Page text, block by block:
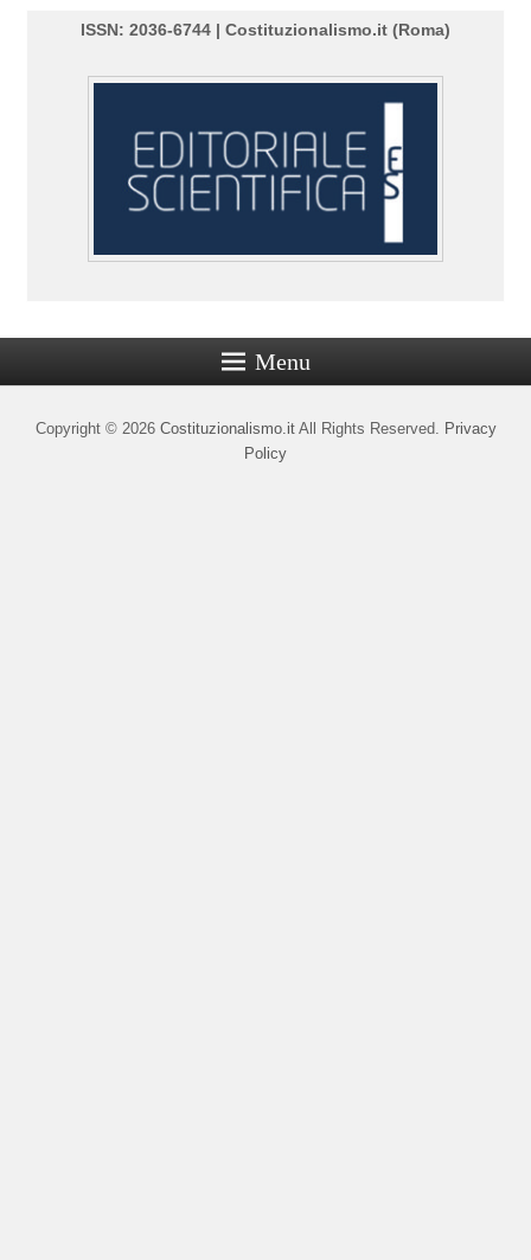
ISSN: 2036-6744 | Costituzionalismo.it (Roma)
Menu
Copyright © 2026 Costituzionalismo.itAll Rights Reserved. Privacy
Policy